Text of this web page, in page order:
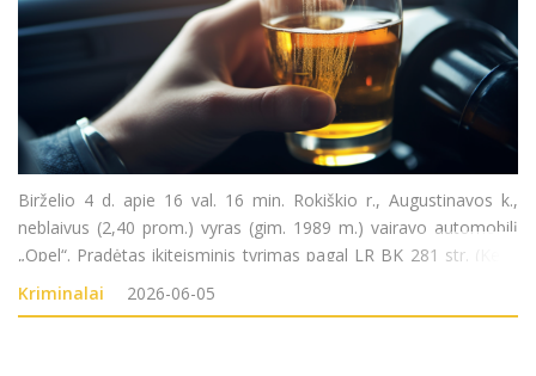
Birželio 4 d. apie 16 val. 16 min. Rokiškio r., Augustinavos k.,
neblaivus (2,40 prom.) vyras (gim. 1989 m.) vairavo automobilį
„Opel“. Pradėtas ikiteisminis tyrimas pagal LR BK 281 str. (Kelių
transporto eismo saugumo ar transporto priemonių
eksploatavimo taisyklių pažeidimas).
Kriminalai 2026-06-05